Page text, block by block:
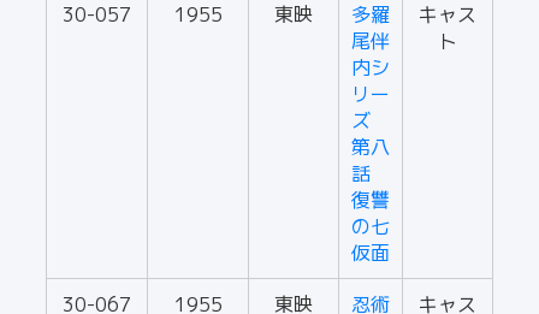
30-057 1955 東映
多羅
尾伴
内シ
リー
ズ
第八
話
復讐
の七
仮面
キャス
ト
30-067 1955 東映
忍術
キャス